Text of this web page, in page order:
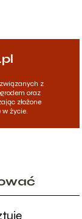
z
oraz
złożone
w życie.